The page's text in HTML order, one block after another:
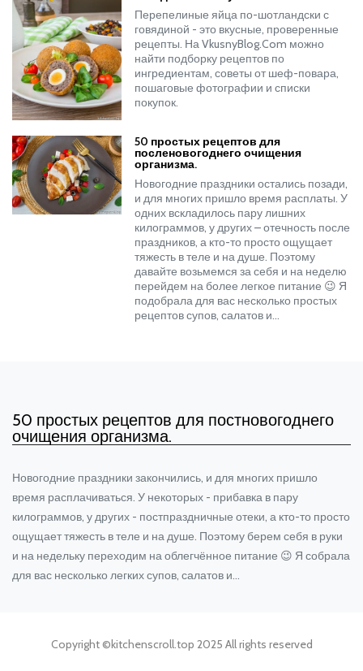
Перепелиные яйца по-шотландски с
говядиной - это вкусные, проверенные
рецепты. На VkusnyBlog.Com можно
найти подборку рецептов по
ингредиентам, советы от шеф-повара,
пошаговые фотографии и списки
покупок.
50 простых рецептов для
посленовогоднего очищения
организма.
Новогодние праздники остались позади,
и для многих пришло время расплаты. У
одних вскладилось пару лишних
килограммов, у других – отечность после
праздников, а кто-то просто ощущает
тяжесть в теле и на душе. Поэтому
давайте возьмемся за себя и на неделю
перейдем на более легкое питание 😉 Я
подобрала для вас несколько простых
рецептов супов, салатов и…
50 простых рецептов для постновогоднего
очищения организма.
Новогодние праздники закончились, и для многих пришло
время расплачиваться. У некоторых - прибавка в пару
килограммов, у других - постпраздничные отеки, а кто-то просто
ощущает тяжесть в теле и на душе. Поэтому берем себя в руки
и на недельку переходим на облегчённое питание 😉 Я собрала
для вас несколько легких супов, салатов и…
Copyright ©kitchenscroll.top 2025 All rights reserved